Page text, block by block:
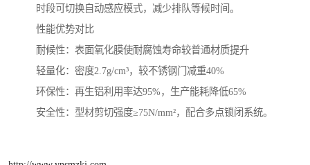
时段可切换自动感应模式，减少排队等候时间。
性能优势对比
‌耐候性‌：表面氧化膜使耐腐蚀寿命较普通材质提升
‌轻量化‌：密度2.7g/cm³，较不锈钢门减重40%
‌环保性‌：再生铝利用率达95%，生产能耗降低65%
‌安全性‌：型材剪切强度≥75N/mm²，配合多点锁闭系统。